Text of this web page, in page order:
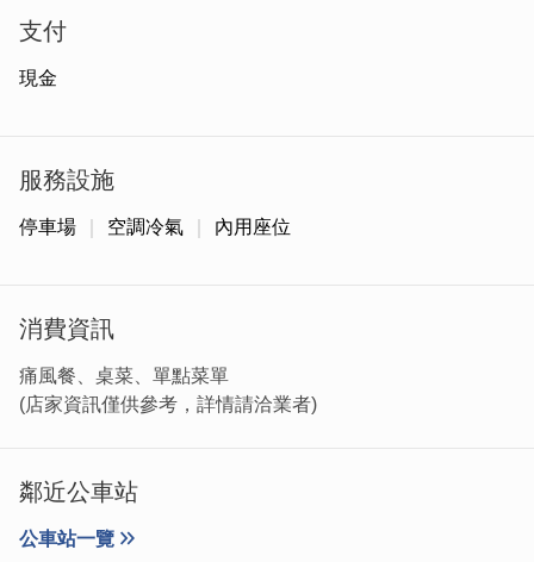
支付
現金
服務設施
停車場 空調冷氣 內用座位
消費資訊
痛風餐、桌菜、單點菜單
(店家資訊僅供參考，詳情請洽業者)
鄰近公車站
公車站一覽